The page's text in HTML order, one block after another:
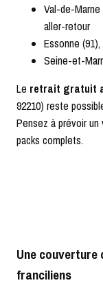
Val-de-
aller-retour
Essonne
Seine-et-
Le retrait gratuit
92210) reste
Pensez à prévoir un
packs complets.
Une
franciliens